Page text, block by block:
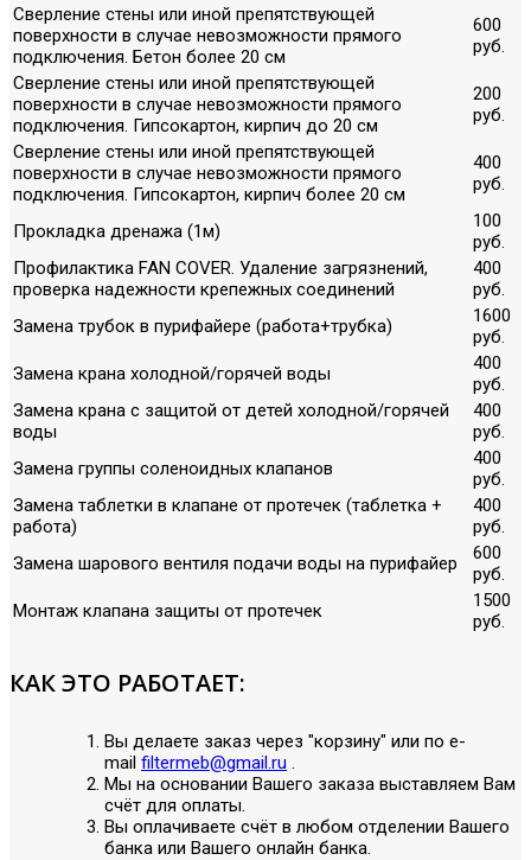
Сверление стены или иной препятствующей
поверхности в случае невозможности прямого
подключения. Бетон более 20 см
600
руб.
Сверление стены или иной препятствующей
поверхности в случае невозможности прямого
подключения. Гипсокартон, кирпич до 20 см
200
руб.
Сверление стены или иной препятствующей
поверхности в случае невозможности прямого
подключения. Гипсокартон, кирпич более 20 см
400
руб.
Прокладка дренажа (1м)
100
руб.
Профилактика FAN COVER. Удаление загрязнений,
проверка надежности крепежных соединений
400
руб.
Замена трубок в пурифайере (работа+трубка)
1600
руб.
Замена крана холодной/горячей воды
400
руб.
Замена крана с защитой от детей холодной/горячей
воды
400
руб.
Замена группы соленоидных клапанов
400
руб.
Замена таблетки в клапане от протечек (таблетка +
работа)
400
руб.
Замена шарового вентиля подачи воды на пурифайер
600
руб.
Монтаж клапана защиты от протечек
1500
руб.
КАК ЭТО РАБОТАЕТ:
Вы делаете заказ через "корзину" или по е-
mail filtermeb@gmail.ru .
Мы на основании Вашего заказа выставляем Вам
счёт для оплаты.
Вы оплачиваете счёт в любом отделении Вашего
банка или Вашего онлайн банка.